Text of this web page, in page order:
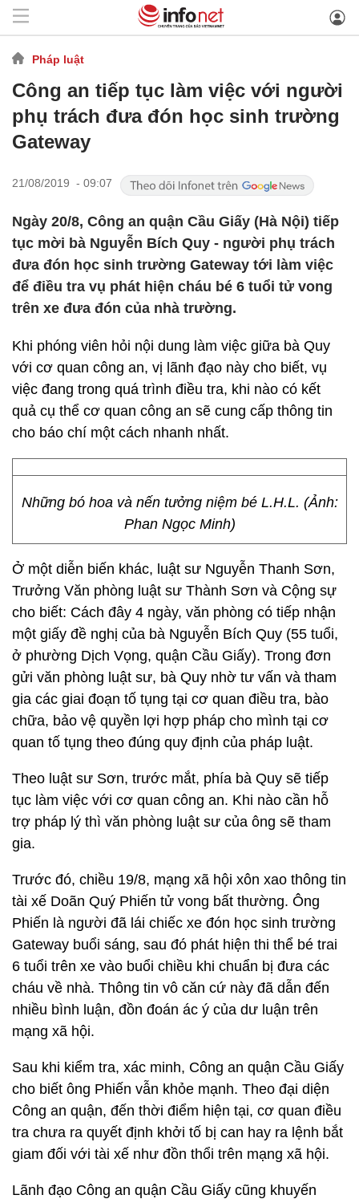
Pháp luật
Công an tiếp tục làm việc với người
phụ trách đưa đón học sinh trường
Gateway
21/08/2019 - 09:07
Ngày 20/8, Công an quận Cầu Giấy (Hà Nội) tiếp
tục mời bà Nguyễn Bích Quy - người phụ trách
đưa đón học sinh trường Gateway tới làm việc
để điều tra vụ phát hiện cháu bé 6 tuổi tử vong
trên xe đưa đón của nhà trường.
Khi phóng viên hỏi nội dung làm việc giữa bà Quy
với cơ quan công an, vị lãnh đạo này cho biết, vụ
việc đang trong quá trình điều tra, khi nào có kết
quả cụ thể cơ quan công an sẽ cung cấp thông tin
cho báo chí một cách nhanh nhất.
Những bó hoa và nến tưởng niệm bé L.H.L. (Ảnh:
Phan Ngọc Minh)
Ở một diễn biến khác, luật sư Nguyễn Thanh Sơn,
Trưởng Văn phòng luật sư Thành Sơn và Cộng sự
cho biết: Cách đây 4 ngày, văn phòng có tiếp nhận
một giấy đề nghị của bà Nguyễn Bích Quy (55 tuổi,
ở phường Dịch Vọng, quận Cầu Giấy). Trong đơn
gửi văn phòng luật sư, bà Quy nhờ tư vấn và tham
gia các giai đoạn tố tụng tại cơ quan điều tra, bào
chữa, bảo vệ quyền lợi hợp pháp cho mình tại cơ
quan tố tụng theo đúng quy định của pháp luật.
Theo luật sư Sơn, trước mắt, phía bà Quy sẽ tiếp
tục làm việc với cơ quan công an. Khi nào cần hỗ
trợ pháp lý thì văn phòng luật sư của ông sẽ tham
gia.
Trước đó, chiều 19/8, mạng xã hội xôn xao thông tin
tài xế Doãn Quý Phiến tử vong bất thường. Ông
Phiến là người đã lái chiếc xe đón học sinh trường
Gateway buổi sáng, sau đó phát hiện thi thể bé trai
6 tuổi trên xe vào buổi chiều khi chuẩn bị đưa các
cháu về nhà. Thông tin vô căn cứ này đã dẫn đến
nhiều bình luận, đồn đoán ác ý của dư luận trên
mạng xã hội.
Sau khi kiểm tra, xác minh, Công an quận Cầu Giấy
cho biết ông Phiến vẫn khỏe mạnh. Theo đại diện
Công an quận, đến thời điểm hiện tại, cơ quan điều
tra chưa ra quyết định khởi tố bị can hay ra lệnh bắt
giam đối với tài xế như đồn thổi trên mạng xã hội.
Lãnh đạo Công an quận Cầu Giấy cũng khuyến